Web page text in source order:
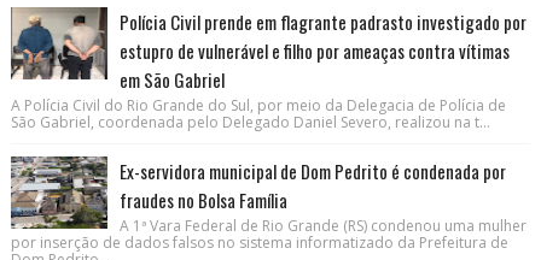
Polícia Civil prende em flagrante padrasto investigado por
estupro de vulnerável e filho por ameaças contra vítimas
em São Gabriel
A Polícia Civil do Rio Grande do Sul, por meio da Delegacia de Polícia de
São Gabriel, coordenada pelo Delegado Daniel Severo, realizou na t...
Ex-servidora municipal de Dom Pedrito é condenada por
fraudes no Bolsa Família
A 1ª Vara Federal de Rio Grande (RS) condenou uma mulher
por inserção de dados falsos no sistema informatizado da Prefeitura de